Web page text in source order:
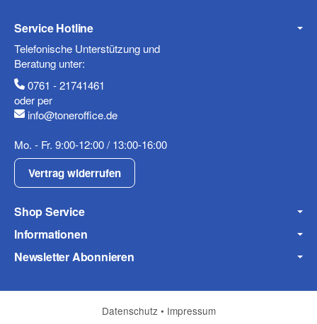
Mobiltelefon
Frage zum Artikel
Ihre Frage
Service Hotline
Telefonische Unterstützung und
Beratung unter:
0761 - 21741461
oder per
info@toneroffice.de
Mo. - Fr. 9:00-12:00 / 13:00-16:00
Vertrag widerrufen
Shop Service
Informationen
Newsletter Abonnieren
Datenschutz • Impressum